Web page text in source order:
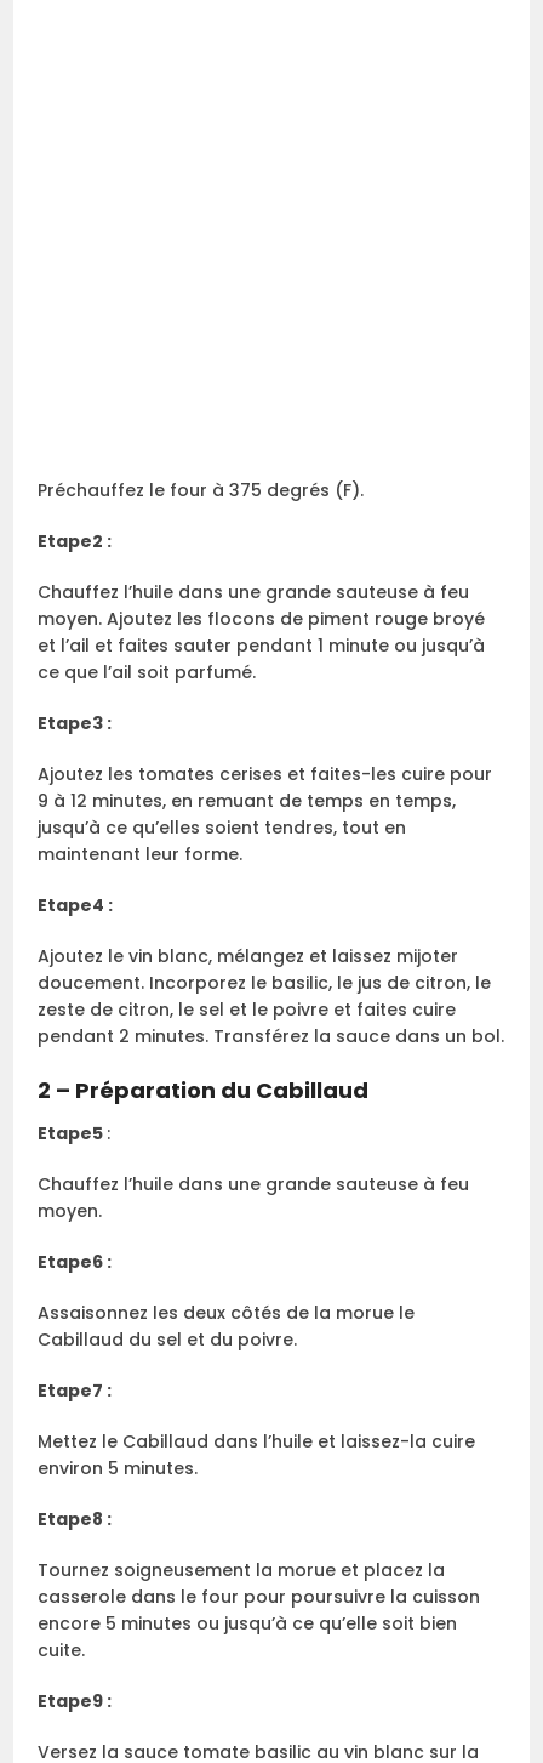
Préchauffez le four à 375 degrés (F).
Etape2 :
Chauffez l’huile dans une grande sauteuse à feu
moyen. Ajoutez les flocons de piment rouge broyé
et l’ail et faites sauter pendant 1 minute ou jusqu’à
ce que l’ail soit parfumé.
Etape3 :
Ajoutez les tomates cerises et faites-les cuire pour
9 à 12 minutes, en remuant de temps en temps,
jusqu’à ce qu’elles soient tendres, tout en
maintenant leur forme.
Etape4 :
Ajoutez le vin blanc, mélangez et laissez mijoter
doucement. Incorporez le basilic, le jus de citron, le
zeste de citron, le sel et le poivre et faites cuire
pendant 2 minutes. Transférez la sauce dans un bol.
2 – Préparation du Cabillaud
Etape5 :
Chauffez l’huile dans une grande sauteuse à feu
moyen.
Etape6 :
Assaisonnez les deux côtés de la morue le
Cabillaud du sel et du poivre.
Etape7 :
Mettez le Cabillaud dans l’huile et laissez-la cuire
environ 5 minutes.
Etape8 :
Tournez soigneusement la morue et placez la
casserole dans le four pour poursuivre la cuisson
encore 5 minutes ou jusqu’à ce qu’elle soit bien
cuite.
Etape9 :
Versez la sauce tomate basilic au vin blanc sur la